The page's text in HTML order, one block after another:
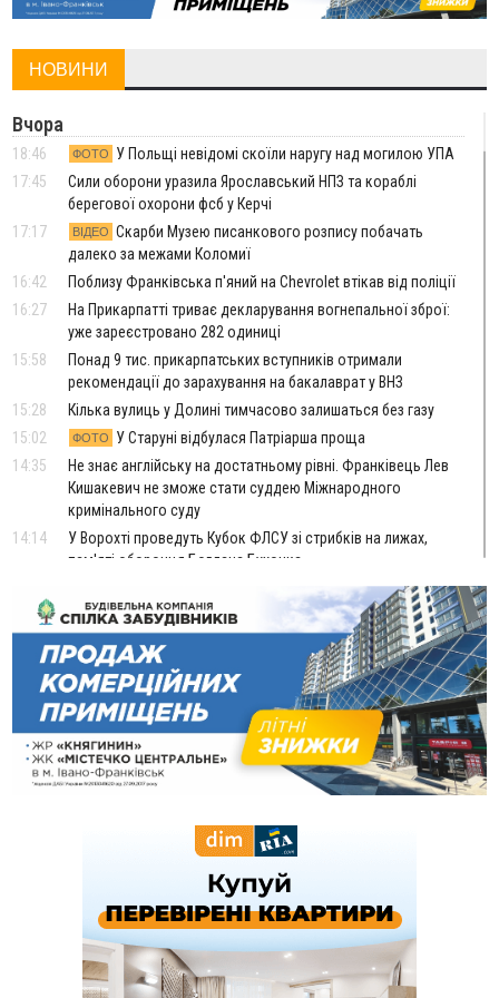
НОВИНИ
Вчора
18:46 ФОТО
У Польщі невідомі скоїли наругу над могилою УПА
17:45
Сили оборони уразила Ярославський НПЗ та кораблі
берегової охорони фсб у Керчі
17:17
ВІДЕО Скарби Музею писанкового розпису побачать
далеко за межами Коломиї
16:42
Поблизу Франківська п'яний на Chevrolet втікав від поліції
16:27
На Прикарпатті триває декларування вогнепальної зброї:
уже зареєстровано 282 одиниці
15:58
Понад 9 тис. прикарпатських вступників отримали
рекомендації до зарахування на бакалаврат у ВНЗ
15:28
Кілька вулиць у Долині тимчасово залишаться без газу
15:02
ФОТО
У Старуні відбулася Патріарша проща
14:35
Не знає англійську на достатньому рівні. Франківець Лев
Кишакевич не зможе стати суддею Міжнародного
кримінального суду
14:14
У Ворохті проведуть Кубок ФЛСУ зі стрибків на лижах,
пам'яті оборонця Богдана Бухонка
На Калущині розшукали чоловіка, який три дні
блукав у лісі
13:14
Боднар розповів про реакцію влади Польщі на атаки на
українців та про зміни після 23 серпня
12:31
ВІДЕО "Едельвейси" щемливо привітали рідну Коломию з
Днем міста
11:55
Вчора у Франківську, Коломиї, Долині та Яремче
зафіксували рекордну спеку
11:45
У Надвірній п'яна жінка побила малолітнього хлопчика: суд
У басейні Дністра встановилася гідрологічна посуха - рівні
води наблизилися до найнижчих показників
У Бурштині поблизу АЗС сталася масова бійка, поліція
з'ясовує обставини
ФОП із Житомира після купівлі права вимоги за 120
тисяч позивається до Франківська на понад 20 млн грн
У горах біля Осмолоди за допомогою БПЛА розшукали